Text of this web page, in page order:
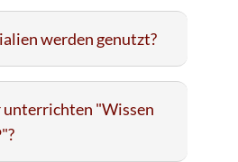
werden genutzt?
unterrichten "Wissen